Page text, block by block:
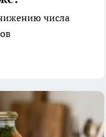
числа